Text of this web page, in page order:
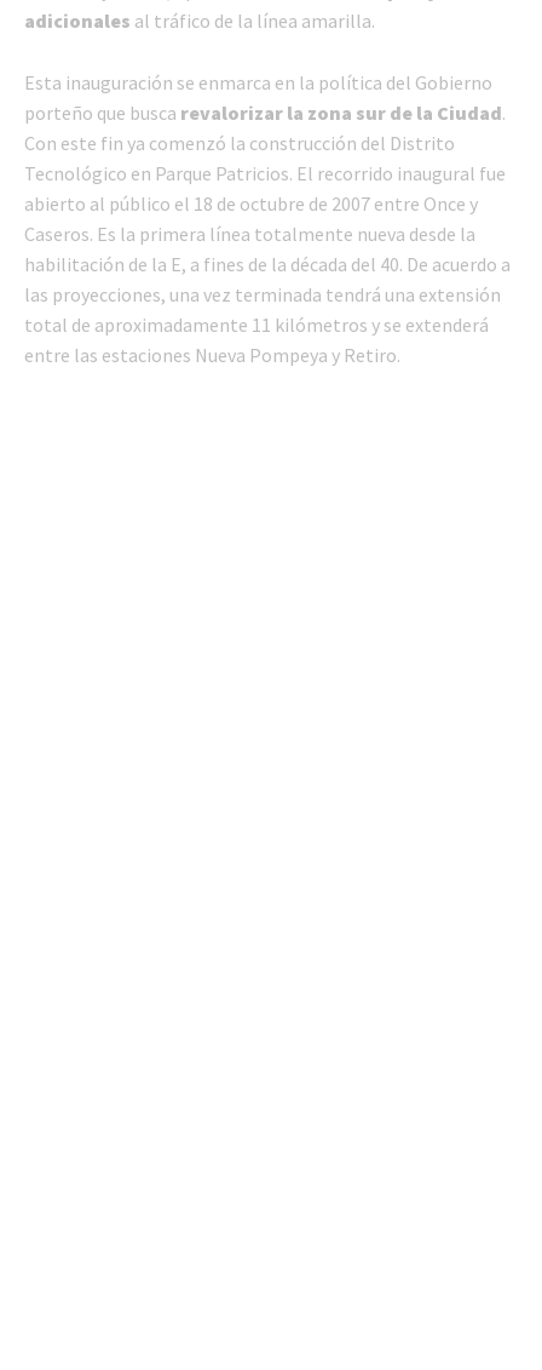
adicionales al tráfico de la línea amarilla.
Esta inauguración se enmarca en la política del Gobierno
porteño que busca revalorizar la zona sur de la Ciudad.
Con este fin ya comenzó la construcción del Distrito
Tecnológico en Parque Patricios. El recorrido inaugural fue
abierto al público el 18 de octubre de 2007 entre Once y
Caseros. Es la primera línea totalmente nueva desde la
habilitación de la E, a fines de la década del 40. De acuerdo a
las proyecciones, una vez terminada tendrá una extensión
total de aproximadamente 11 kilómetros y se extenderá
entre las estaciones Nueva Pompeya y Retiro.